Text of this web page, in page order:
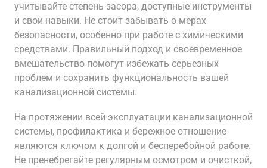
учитывайте степень засора, доступные инструменты
и свои навыки. Не стоит забывать о мерах
безопасности, особенно при работе с химическими
средствами. Правильный подход и своевременное
вмешательство помогут избежать серьезных
проблем и сохранить функциональность вашей
канализационной системы.
На протяжении всей эксплуатации канализационной
системы, профилактика и бережное отношение
являются ключом к долгой и бесперебойной работе.
Не пренебрегайте регулярным осмотром и очисткой,